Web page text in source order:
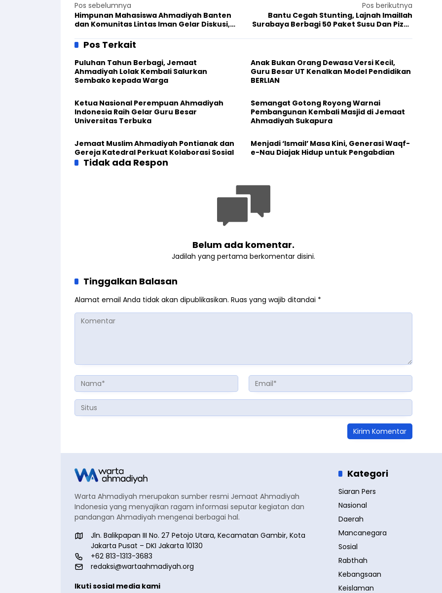
Pos sebelumnya
Himpunan Mahasiswa Ahmadiyah Banten
dan Komunitas Lintas Iman Gelar Diskusi,
Pos berikutnya
Bantu Cegah Stunting, Lajnah Imaillah
Surabaya Berbagi 50 Paket Susu Dan Pizza
Pos Terkait
Puluhan Tahun Berbagi, Jemaat
Ahmadiyah Lolak Kembali Salurkan
Sembako kepada Warga
Anak Bukan Orang Dewasa Versi Kecil,
Guru Besar UT Kenalkan Model Pendidikan
BERLIAN
Ketua Nasional Perempuan Ahmadiyah
Indonesia Raih Gelar Guru Besar
Universitas Terbuka
Semangat Gotong Royong Warnai
Pembangunan Kembali Masjid di Jemaat
Ahmadiyah Sukapura
Jemaat Muslim Ahmadiyah Pontianak dan
Gereja Katedral Perkuat Kolaborasi Sosial
Menjadi ‘Ismail’ Masa Kini, Generasi Waqf-
e-Nau Diajak Hidup untuk Pengabdian
Tidak ada Respon
Belum ada komentar.
Jadilah yang pertama berkomentar disini.
Tinggalkan Balasan
Alamat email Anda tidak akan dipublikasikan. Ruas yang wajib ditandai *
Warta Ahmadiyah merupakan sumber resmi Jemaat Ahmadiyah
Indonesia yang menyajikan ragam informasi seputar kegiatan dan
pandangan Ahmadiyah mengenai berbagai hal.
Jln. Balikpapan III No. 27 Petojo Utara, Kecamatan Gambir, Kota
Jakarta Pusat – DKI Jakarta 10130
+62 813-1313-3683
redaksi@wartaahmadiyah.org
Ikuti sosial media kami
Kategori
Siaran Pers
Nasional
Daerah
Mancanegara
Sosial
Rabthah
Kebangsaan
Keislaman